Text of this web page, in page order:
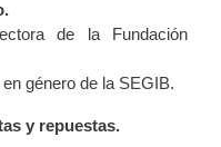
de la Fundación
género de la SEGIB.
y repuestas.